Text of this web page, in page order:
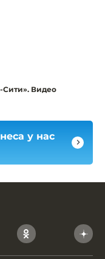
Сити». Видео
у нас